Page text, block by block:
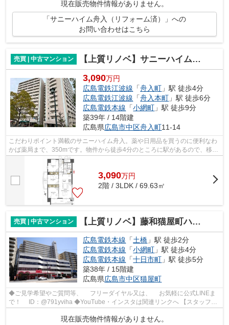
現在販売物件情報がありません。
「サニーハイム舟入（リフォーム済）」への
お問い合わせはこちら
売買 | 中古マンション 【上質リノベ】サニーハイム舟入
3,090万円
広島電鉄江波線 「舟入町 」駅 徒歩4分
広島電鉄江波線 「舟入本町 」駅 徒歩6分
広島電鉄本線 「小網町 」駅 徒歩9分
築39年 / 14階建
広島県広島市中区舟入町11-14
こだわりポイント満載のサニーハイム舟入。薬や日用品を買うのに便利なわ
かば薬局まで、350mです。物件から徒歩4分のところに駅があるので、移動
時間に余裕を持つことができます。地上...
3,090万円
2階 / 3LDK / 69.63㎡
売買 | 中古マンション 【上質リノベ】藤和猫屋町ハイタウン
広島電鉄本線 「土橋 」駅 徒歩2分
広島電鉄本線 「小網町 」駅 徒歩4分
広島電鉄本線 「十日市町 」駅 徒歩5分
築38年 / 15階建
広島県広島市中区猫屋町
◆ご見学希望やご質問等、 フリーダイヤル又は、 お気軽に公式LINEま
で！ ID：@791yviha ◆YouTube・インスタは関連リンクへ 【スタッフい
現在販売物件情報がありません。